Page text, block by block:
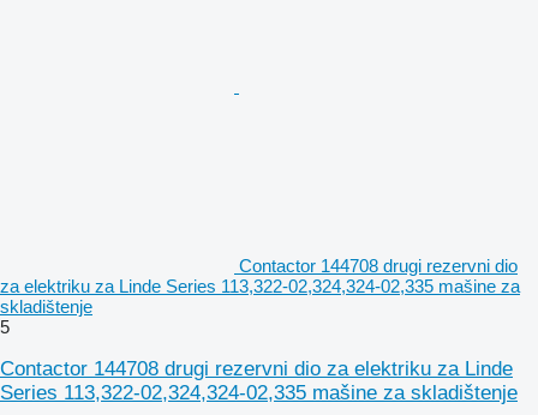
Contactor 144708 drugi rezervni dio
za elektriku za Linde Series 113,322-02,324,324-02,335 mašine za
skladištenje
5
Contactor 144708 drugi rezervni dio za elektriku za Linde
Series 113,322-02,324,324-02,335 mašine za skladištenje